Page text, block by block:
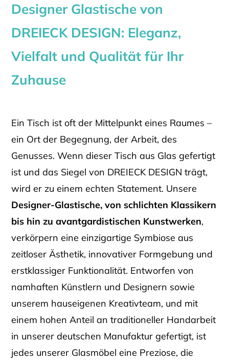
Designer Glastische von
DREIECK DESIGN: Eleganz,
Vielfalt und Qualität für Ihr
Zuhause
Ein Tisch ist oft der Mittelpunkt eines Raumes –
ein Ort der Begegnung, der Arbeit, des
Genusses. Wenn dieser Tisch aus Glas gefertigt
ist und das Siegel von DREIECK DESIGN trägt,
wird er zu einem echten Statement. Unsere
Designer-Glastische, von schlichten Klassikern
bis hin zu avantgardistischen Kunstwerken,
verkörpern eine einzigartige Symbiose aus
zeitloser Ästhetik, innovativer Formgebung und
erstklassiger Funktionalität. Entworfen von
namhaften Künstlern und Designern sowie
unserem hauseigenen Kreativteam, und mit
einem hohen Anteil an traditioneller Handarbeit
in unserer deutschen Manufaktur gefertigt, ist
jedes unserer Glasmöbel eine Preziose, die